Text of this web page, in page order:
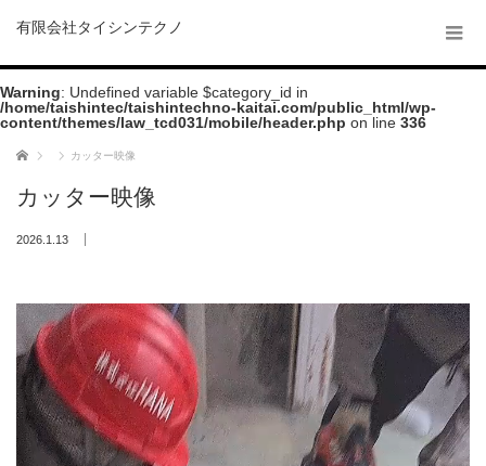
有限会社タイシンテクノ
Warning: Undefined variable $category_id in
/home/taishintec/taishintechno-kaitai.com/public_html/wp-
content/themes/law_tcd031/mobile/header.php on line 336
ホーム カッター映像
カッター映像
2026.1.13
動
画
プ
レ
ー
ヤ
ー